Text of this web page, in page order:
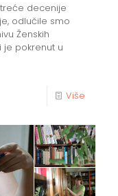
decenije
odlučile smo
Ženskih
je pokrenut u
Više